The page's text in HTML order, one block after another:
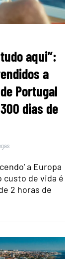
aqui”:
a
Portugal
dias de
a Europa
custo de vida é
2 horas de